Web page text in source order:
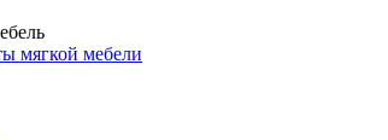
мягкой мебели